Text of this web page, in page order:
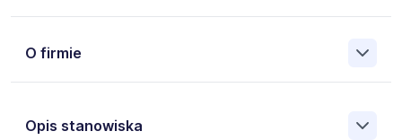
O firmie
Opis stanowiska